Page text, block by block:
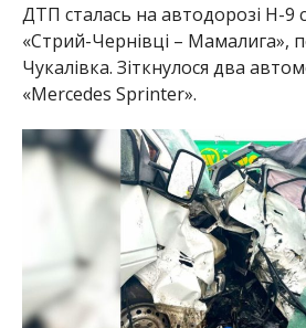
ДТП сталась на автодорозі Н-9
«Стрий-Чернівці – Мамалига»,
Чукалівка. Зіткнулося два
«Mercedes Sprinter».